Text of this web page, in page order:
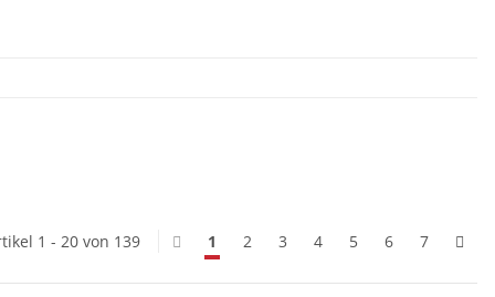
1 - 20 von 139 1 2 3 4 5 6 7